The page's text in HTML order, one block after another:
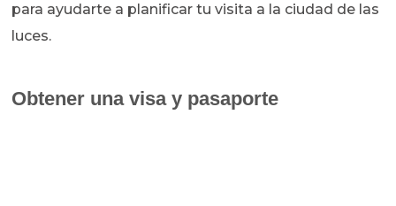
para ayudarte a planificar tu visita a la ciudad de las
luces.
Obtener una visa y pasaporte